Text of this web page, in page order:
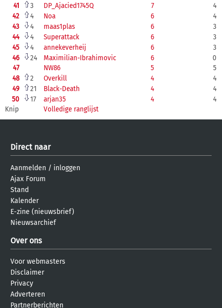
41
3 DP_Ajacied1745Q 7
4
42
4 Noa 6
4
43
4 maas1plas 6
3
44
4 Superattack 6
3
45
4 annekeverheij 6
3
46
24 Maximilian-Ibrahimovic 6
0
47
NW86 5
5
48
2 Overkill 4
4
49
21 Black-Death 4
4
50
17 arjan35 4
4
Knip
Volledige ranglijst
Direct naar
Aanmelden / inloggen
Ajax Forum
Stand
Kalender
E-zine (nieuwsbrief)
Nieuwsarchief
Over ons
Voor webmasters
Disclaimer
Privacy
Adverteren
Partnerberichten